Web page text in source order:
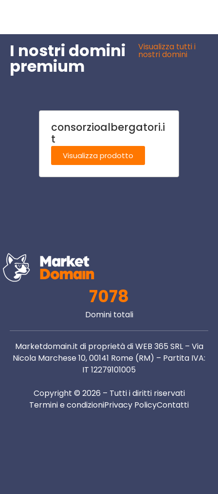
I nostri domini
premium
Visualizza tutti i
nostri domini
consorzioalbergatori.i
t
Visualizza prodotto
7078
Domini totali
Marketdomain.it di proprietà di WEB 365 SRL – Via
Nicola Marchese 10, 00141 Rome (RM) – Partita IVA:
IT 12279101005
Copyright © 2026 – Tutti i diritti riservati
Termini e condizioniPrivacy PolicyContatti